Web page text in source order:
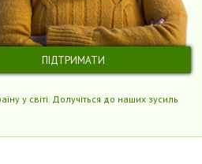
ПІДТРИМАТИ
у світі. Долучіться до наших зусиль